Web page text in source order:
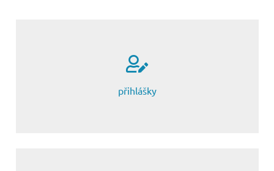
přihlášky